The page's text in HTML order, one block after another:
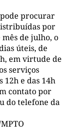
pode procurar
por
mês de julho, o
úteis, de
em virtude de
serviços
e das 14h
contato por
do telefone da